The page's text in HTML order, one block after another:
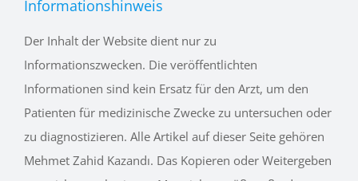
Informationshinweis
Der Inhalt der Website dient nur zu
Informationszwecken. Die veröffentlichten
Informationen sind kein Ersatz für den Arzt, um den
Patienten für medizinische Zwecke zu untersuchen oder
zu diagnostizieren. Alle Artikel auf dieser Seite gehören
Mehmet Zahid Kazandı. Das Kopieren oder Weitergeben